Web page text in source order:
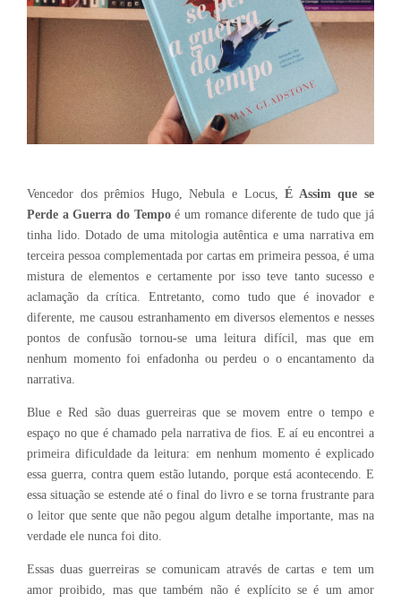
Vencedor dos prêmios Hugo, Nebula e Locus,É Assim que se
Perde a Guerra do Tempoé um romance diferente de tudo que já
tinha lido. Dotado de uma mitologia autêntica e uma narrativa em
terceira pessoa complementada por cartas em primeira pessoa, é uma
mistura de elementos e certamente por isso teve tanto sucesso e
aclamação da crítica. Entretanto, como tudo que é inovador e
diferente, me causou estranhamento em diversos elementos e nesses
pontos de confusão tornou-se uma leitura difícil, mas que em
nenhum momento foi enfadonha ou perdeu o o encantamento da
narrativa.
Blue e Red são duas guerreiras que se movem entre o tempo e
espaço no que é chamado pela narrativa de fios. E aí eu encontrei a
primeira dificuldade da leitura: em nenhum momento é explicado
essa guerra, contra quem estão lutando, porque está acontecendo. E
essa situação se estende até o final do livro e se torna frustrante para
o leitor que sente que não pegou algum detalhe importante, mas na
verdade ele nunca foi dito.
Essas duas guerreiras se comunicam através de cartas e tem um
amor proibido, mas que também não é explícito se é um amor